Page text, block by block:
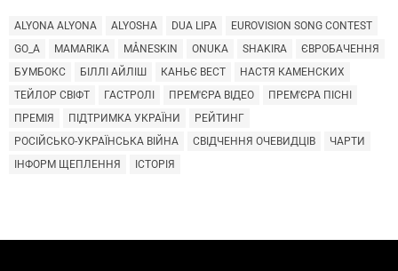
ALYONA ALYONA ALYOSHA DUA LIPA
EUROVISION SONG CONTEST
GO_A
MAMARIKA MÅNESKIN ONUKA SHAKIRA
ЄВРОБАЧЕННЯ
БУМБОКС
БІЛЛІ АЙЛІШ КАНЬЄ ВЕСТ
НАСТЯ КАМЕНСКИХ
ТЕЙЛОР СВІФТ
ГАСТРОЛІ ПРЕМ'ЄРА ВІДЕО
ПРЕМ'ЄРА ПІСНІ
ПРЕМІЯ
ПІДТРИМКА УКРАЇНИ
РЕЙТИНГ
РОСІЙСЬКО-УКРАЇНСЬКА ВІЙНА
СВІДЧЕННЯ ОЧЕВИДЦІВ
ЧАРТИ
ІНФОРМ ЩЕПЛЕННЯ
ІСТОРІЯ